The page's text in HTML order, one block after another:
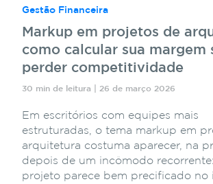
Gestão Financeira
Markup em projetos de
como calcular sua margem
perder competitividade
30 min de leitura | 26 de março 2026
Em escritórios com equipes mais
estruturadas, o tema markup em
arquitetura costuma aparecer, na
depois de um incômodo
projeto parece bem precificado no